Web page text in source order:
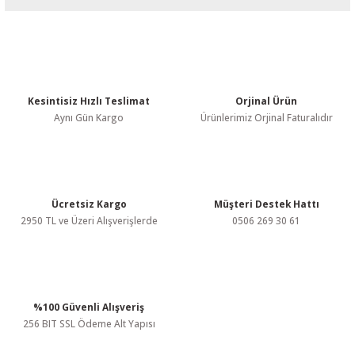
Ürün resmi kalitesiz, bozuk veya görüntülenemiyor.
Bu ürüne benzer farklı alternatifler olmalı.
Kesintisiz Hızlı Teslimat
Aynı Gün Kargo
Orjinal Ürün
Ürünlerimiz Orjinal Faturalıdır
Ücretsiz Kargo
2950 TL ve Üzeri Alışverişlerde
Müşteri Destek Hattı
0506 269 30 61
%100 Güvenli Alışveriş
256 BIT SSL Ödeme Alt Yapısı